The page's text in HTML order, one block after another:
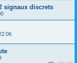
signaux discrets